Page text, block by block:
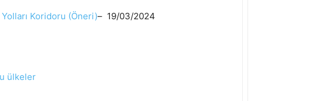
Koridoru (Öneri)– 19/03/2024
ülkeler